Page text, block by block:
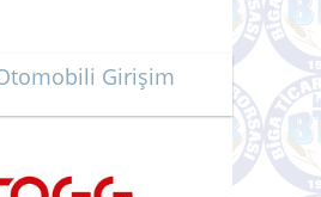
Girişim